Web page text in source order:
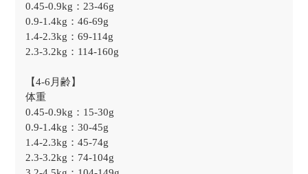
0.45-0.9kg：23-46g
0.9-1.4kg：46-69g
1.4-2.3kg：69-114g
2.3-3.2kg：114-160g
【4-6月齢】
体重
0.45-0.9kg：15-30g
0.9-1.4kg：30-45g
1.4-2.3kg：45-74g
2.3-3.2kg：74-104g